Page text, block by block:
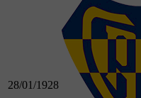
28/01/1928